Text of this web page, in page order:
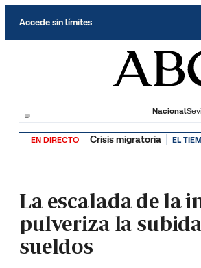
Accede sin límites
Nacional
EN DIRECTO Crisis migratoria EL
La escalada de la
pulveriza la
sueldos